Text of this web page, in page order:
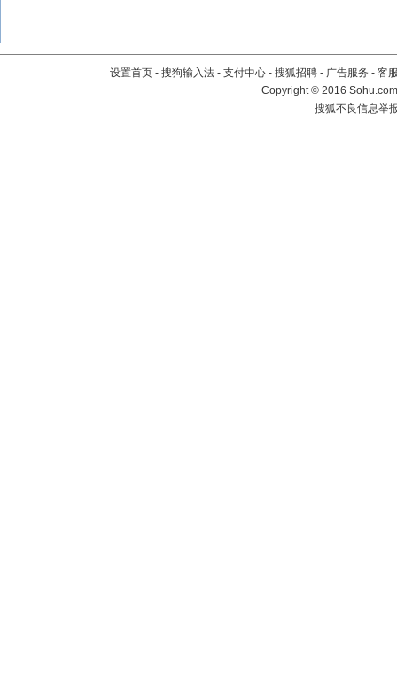
设置首页 - 搜狗输入法 - 支付中心 - 搜狐招聘 - 广告服务 - 客
Copyright©2016
搜狐不良信息举